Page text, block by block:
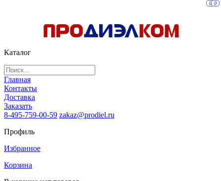
Каталог
Главная
Контакты
Доставка
Заказать
8-495-759-00-59 zakaz@prodiel.ru
Профиль
Избранное
0
Корзина
0